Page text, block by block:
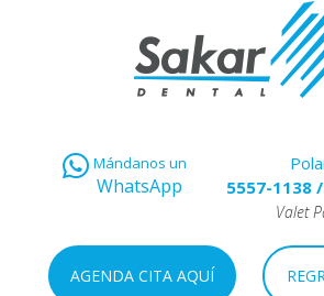
Mándanos un
WhatsApp
5557-1138/
Valet
AGENDA CITA AQUÍ